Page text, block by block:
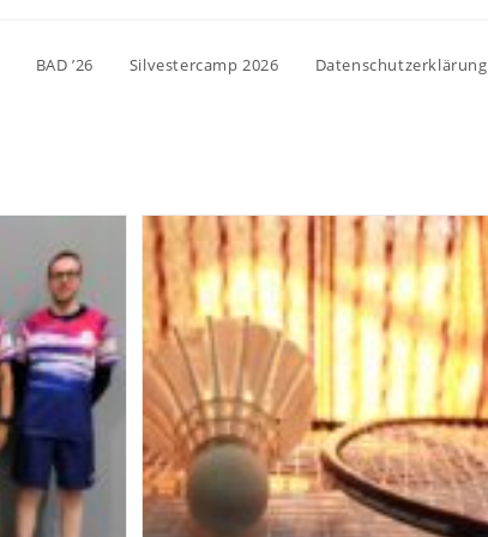
BAD ’26 Silvestercamp 2026 Datenschutzerklärung